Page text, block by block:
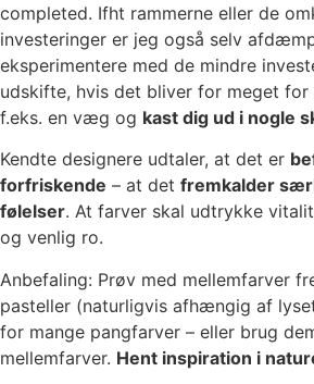
completed. Ifht rammerne eller de
investeringer er jeg også selv
eksperimentere med de mindre
udskifte, hvis det bliver for meget
f.eks. en væg og kast dig ud i nogle
Kendte designere udtaler, at det er
forfriskende – at det fremkalder
følelser. At farver skal udtrykke
og venlig ro.
Anbefaling: Prøv med mellemfarver
pasteller (naturligvis afhængig af
for mange pangfarver – eller brug
mellemfarver. Hent inspiration i